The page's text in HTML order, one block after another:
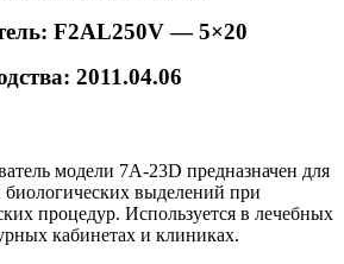
F2AL250V — 5×20
2011.04.06
модели 7A-23D предназначен для
биологических выделений при
процедур. Используется в лечебных
кабинетах и клиниках.